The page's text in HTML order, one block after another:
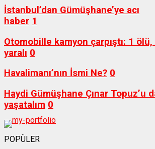
İstanbul’dan Gümüşhane’ye acı
haber 1
Otomobille kamyon çarpıştı: 1 ölü,
yaralı 0
Havalimanı’nın İsmi Ne? 0
Haydi Gümüşhane Çınar Topuz’u
yaşatalım 0
POPÜLER